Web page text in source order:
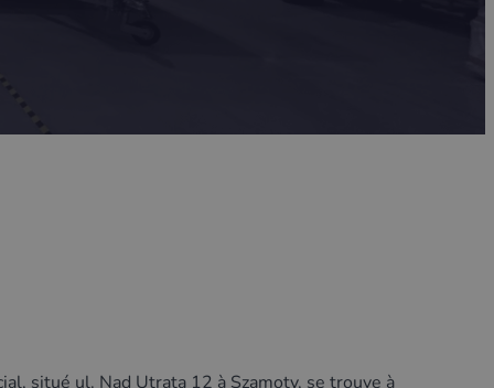
situé ul. Nad Utratą 12 à Szamoty, se trouve à